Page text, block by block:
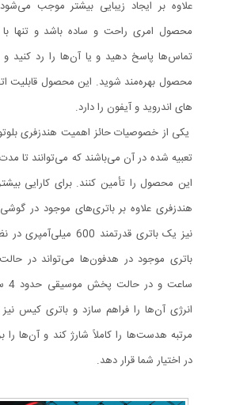
علاوه بر ایجاد زیبایی بیشتر موجب
محصول امری راحت و ساده باشد و تنها
تماس‌ها پاسخ دهید و یا آن‌ها را رد کنید و
محصول بهره‌مند شوید. این محصول قابلیت
های اندروید و آیفون را دارد.
تعبیه شده در آن می‌باشند که می‌توانند تا
این محصول را تأمین کنند. برای کارایی
هندزفری علاوه بر باتری‌های موجود در
نیز یک باتری قدرتمند 600
انرژی آن‌ها را فراهم سازد و باتری کیس نیز
مرتبه هدست‌ها را کاملاً شارژ کند و آن‌ها را
در اختیار شما قرار دهد.